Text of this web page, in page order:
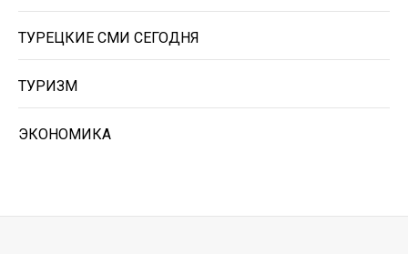
ТУРЕЦКИЕ СМИ СЕГОДНЯ
ТУРИЗМ
ЭКОНОМИКА